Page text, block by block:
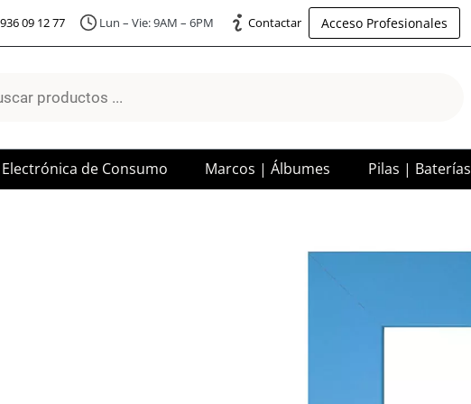
09 12 77 Lun – Vie: 9AM – 6PM Contactar Acceso Profesionales
Electrónica de Consumo Marcos | Álbumes Pilas | Baterías